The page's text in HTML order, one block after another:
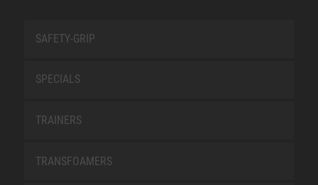
SAFETY-GRIP
SPECIALS
TRAINERS
TRANSFOAMERS